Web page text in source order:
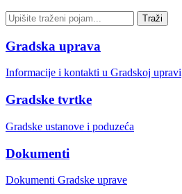
Gradska uprava
Informacije i kontakti u Gradskoj upravi
Gradske tvrtke
Gradske ustanove i poduzeća
Dokumenti
Dokumenti Gradske uprave